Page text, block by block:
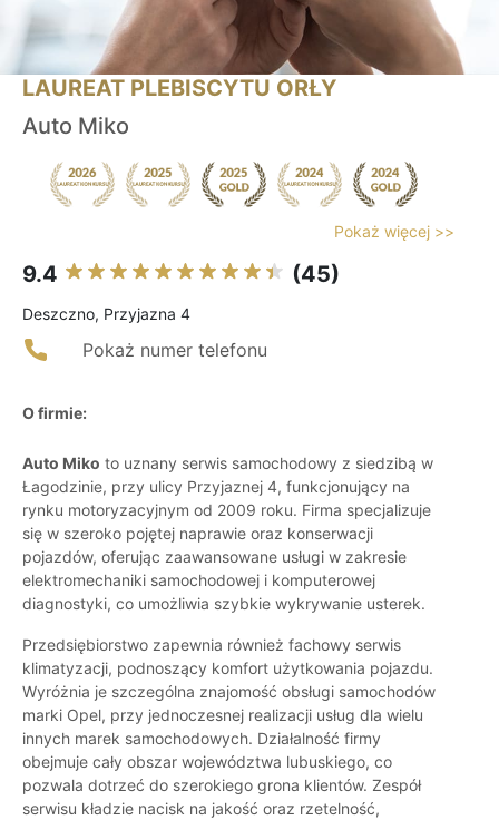
LAUREAT PLEBISCYTU ORŁY
Auto Miko
Pokaż więcej >>
9.4 (45)
Deszczno, Przyjazna 4
Pokaż numer telefonu
O firmie:
Auto Miko to uznany serwis samochodowy z siedzibą w
Łagodzinie, przy ulicy Przyjaznej 4, funkcjonujący na
rynku motoryzacyjnym od 2009 roku. Firma specjalizuje
się w szeroko pojętej naprawie oraz konserwacji
pojazdów, oferując zaawansowane usługi w zakresie
elektromechaniki samochodowej i komputerowej
diagnostyki, co umożliwia szybkie wykrywanie usterek.
Przedsiębiorstwo zapewnia również fachowy serwis
klimatyzacji, podnoszący komfort użytkowania pojazdu.
Wyróżnia je szczególna znajomość obsługi samochodów
marki Opel, przy jednoczesnej realizacji usług dla wielu
innych marek samochodowych. Działalność firmy
obejmuje cały obszar województwa lubuskiego, co
pozwala dotrzeć do szerokiego grona klientów. Zespół
serwisu kładzie nacisk na jakość oraz rzetelność,